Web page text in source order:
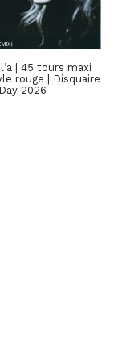
| 45 tours maxi
rouge | Disquaire
Day 2026